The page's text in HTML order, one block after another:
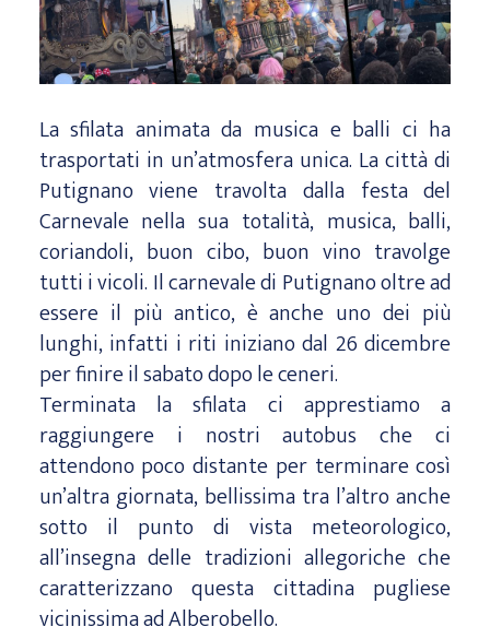
La sfilata animata da musica e balli ci ha
trasportati in un’atmosfera unica. La città di
Putignano viene travolta dalla festa del
Carnevale nella sua totalità, musica, balli,
coriandoli, buon cibo, buon vino travolge
tutti i vicoli. Il carnevale di Putignano oltre ad
essere il più antico, è anche uno dei più
lunghi, infatti i riti iniziano dal 26 dicembre
per finire il sabato dopo le ceneri.
Terminata la sfilata ci apprestiamo a
raggiungere i nostri autobus che ci
attendono poco distante per terminare così
un’altra giornata, bellissima tra l’altro anche
sotto il punto di vista meteorologico,
all’insegna delle tradizioni allegoriche che
caratterizzano questa cittadina pugliese
vicinissima ad Alberobello.